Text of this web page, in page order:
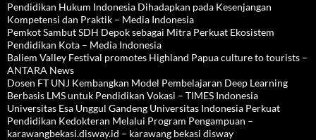
Pendidikan Hukum Indonesia Dihadapkan pada Kesenjangan
Kompetensi dan Praktik – Media Indonesia
Pemkot Sambut SDH Depok sebagai Mitra Perkuat Ekosistem
Pendidikan Kota – Media Indonesia
Baliem Valley Festival promotes Highland Papua culture to tourists –
ANTARA News
Dosen FT UNJ Kembangkan Model Pembelajaran Deep Learning
Berbasis LMS untuk Pendidikan Vokasi – TIMES Indonesia
Universitas Esa Unggul Gandeng Universitas Indonesia Perkuat
Pendidikan Kedokteran Melalui Program Pengampuan –
karawangbekasi.disway.id – karawang bekasi disway